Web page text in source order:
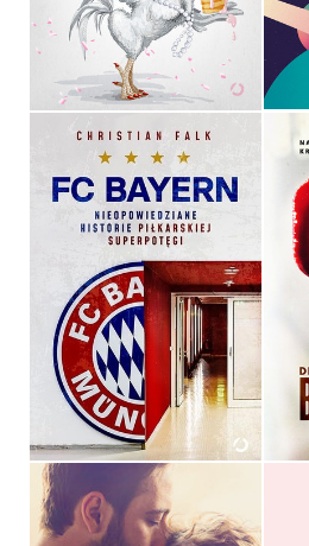
44,99 ZŁ
FC BAYERN
CHRISTIAN FALK
OPRAWA TWARDA
49,99 ZŁ